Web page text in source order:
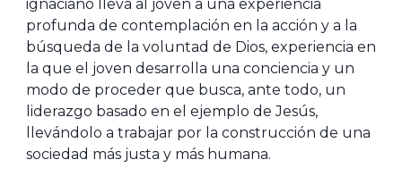
ignaciano lleva al joven a una experiencia
profunda de contemplación en la acción y a la
búsqueda de la voluntad de Dios, experiencia en
la que el joven desarrolla una conciencia y un
modo de proceder que busca, ante todo, un
liderazgo basado en el ejemplo de Jesús,
llevándolo a trabajar por la construcción de una
sociedad más justa y más humana.